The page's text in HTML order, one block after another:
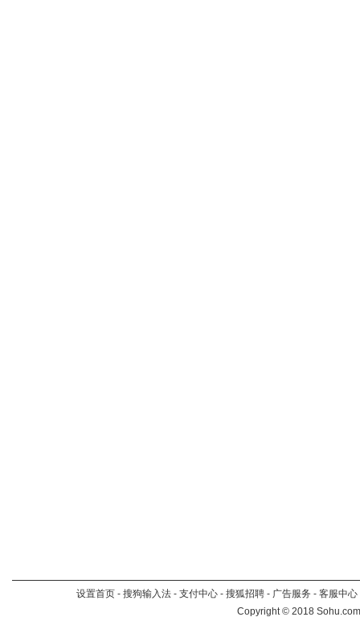
设置首页 - 搜狗输入法 - 支付中心 - 搜狐招聘 - 广告服务 - 客服中心
Copyright©2018